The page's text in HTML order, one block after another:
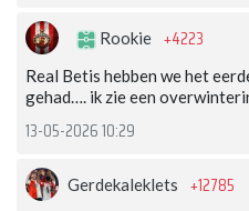
Rookie +4223
Real Betis hebben we het
gehad…. ik zie een
13-05-2026 10:29
Gerdekaleklets +12785